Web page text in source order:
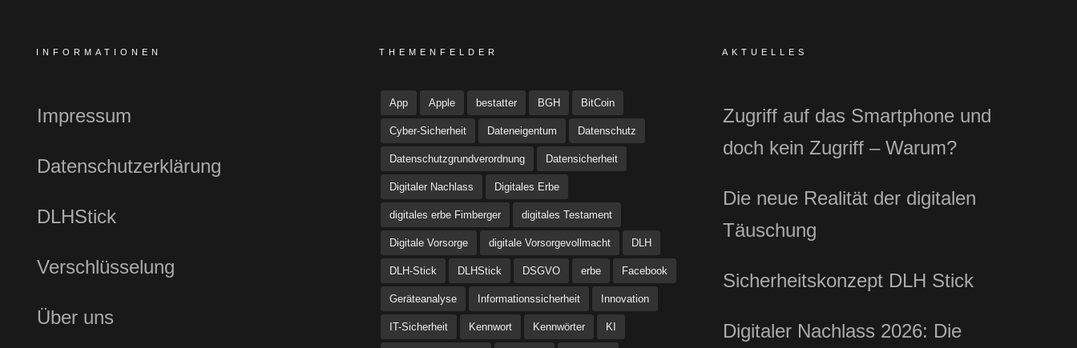
INFORMATIONEN
Impressum
Datenschutzerklärung
DLHStick
Verschlüsselung
Über uns
THEMENFELDER
App Apple bestatter BGH BitCoin
Cyber-Sicherheit Dateneigentum Datenschutz
Datenschutzgrundverordnung Datensicherheit
Digitaler Nachlass Digitales Erbe
digitales erbe Fimberger digitales Testament
Digitale Vorsorge digitale Vorsorgevollmacht DLH
DLH-Stick DLHStick DSGVO erbe Facebook
Geräteanalyse Informationssicherheit Innovation
IT-Sicherheit Kennwort Kennwörter KI
AKTUELLES
Zugriff auf das Smartphone und
doch kein Zugriff – Warum?
Die neue Realität der digitalen
Täuschung
Sicherheitskonzept DLH Stick
Digitaler Nachlass 2026: Die